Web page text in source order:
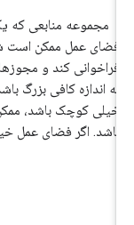
مجموعه منابعی که یک
فراخوانی کند و
به اندازه کافی بزرگ
خیلی کوچک باشد، ممکن
باشد. اگر فضای عمل